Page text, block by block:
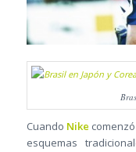
Cuando Nike
esquemas